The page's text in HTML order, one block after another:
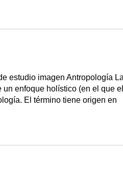
estudio imagen Antropología
enfoque holístico (en el que
El término tiene origen en